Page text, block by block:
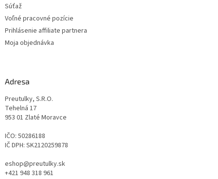
Súťaž
Voľné pracovné pozície
Prihlásenie affiliate partnera
Moja objednávka
Adresa
Preutulky, S.R.O.
Tehelná 17
953 01 Zlaté Moravce
IČO: 50286188
IČ DPH: SK2120259878
eshop@preutulky.sk
+421 948 318 961